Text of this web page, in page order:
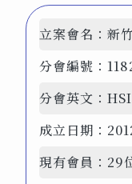
立案會名： 新
分會編號：
分會英文：
成立日期：
現有會員： 29